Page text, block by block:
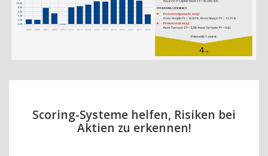
Scoring-Systeme helfen, Risiken bei
Aktien zu erkennen!